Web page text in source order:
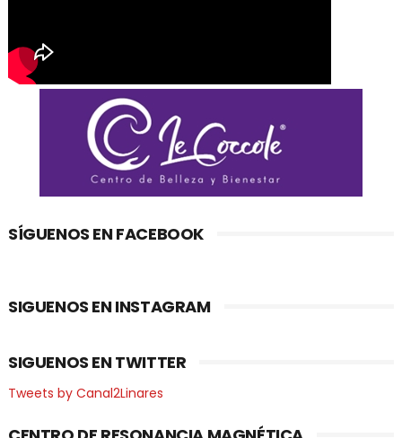
SÍGUENOS EN FACEBOOK
SIGUENOS EN INSTAGRAM
SIGUENOS EN TWITTER
Tweets by Canal2Linares